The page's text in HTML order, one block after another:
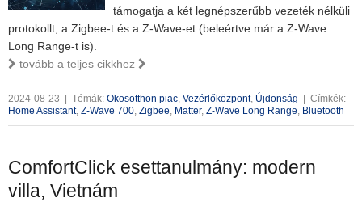
támogatja a két legnépszerűbb vezeték nélküli
protokollt, a Zigbee-t és a Z-Wave-et (beleértve már a Z-Wave
Long Range-t is).
tovább a teljes cikkhez
2024-08-23 Témák: Okosotthon piac, Vezérlőközpont, Újdonság
Címkék:
Home Assistant, Z-Wave 700, Zigbee, Matter, Z-Wave Long Range, Bluetooth
ComfortClick esettanulmány: modern
villa, Vietnám